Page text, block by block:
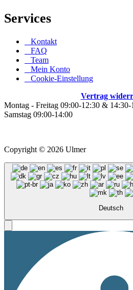
Services
Kontakt
FAQ
Team
Mein Konto
Cookie-Einstellung
Vertrag
Montag - Freitag 09:00-12:30 & 14:30-
Samstag 09:00-14:00
Copyright © 2026 Ulmer
Deutsch